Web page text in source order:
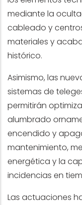
mediante la
cableado y
materiales y
histórico.
Asimismo, las
sistemas de
permitirán
alumbrado
encendido y
mantenimiento,
energética y la
incidencias en
Las actuaciones